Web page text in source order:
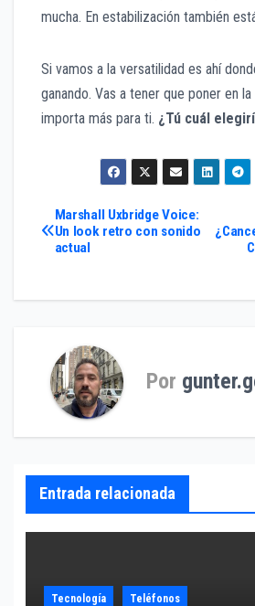
mucha. En estabilización también
Si vamos a la versatilidad es ahí
ganando. Vas a tener que poner en la
importa más para ti. ¿Tú cuál
Navegación
de
entradas
Marshall Uxbridge Voice:
Un look retro con sonido
actual
Por
Entrada relacionada
Tecnología Teléfonos